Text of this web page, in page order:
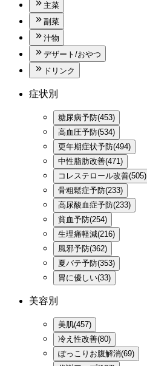
主菜
副菜
汁物
デザート/おやつ
ドリンク
症状別
糖尿病予防(453)
高血圧予防(534)
更年期症状予防(494)
中性脂肪改善(471)
コレステロール改善(505)
骨粗鬆症予防(233)
高尿酸血症予防(233)
貧血予防(254)
生理痛軽減(216)
風邪予防(362)
夏バテ予防(353)
胃に優しい(33)
美容別
美肌(457)
冷え性改善(80)
ぽっこりお腹解消(69)